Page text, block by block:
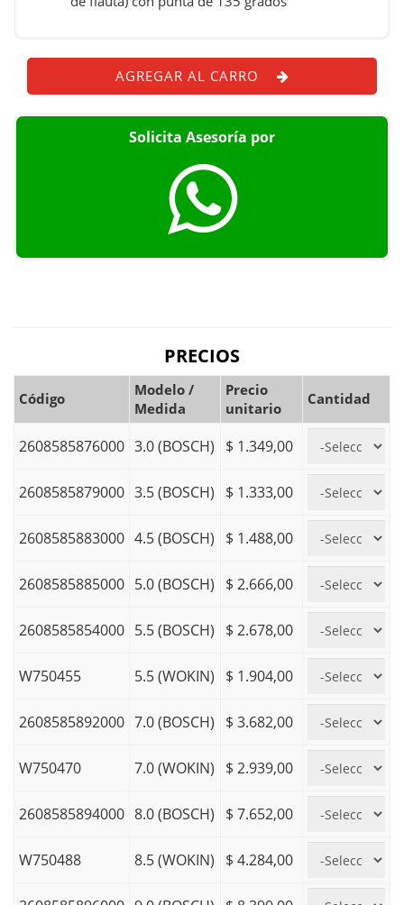
AGREGAR AL CARRO
Solicita Asesoría por
PRECIOS
Código
Modelo /
Medida
Precio
unitario
Cantidad
2608585876000 3.0 (BOSCH) $ 1.349,00
2608585879000 3.5 (BOSCH) $ 1.333,00
2608585883000 4.5 (BOSCH) $ 1.488,00
2608585885000 5.0 (BOSCH) $ 2.666,00
2608585854000 5.5 (BOSCH) $ 2.678,00
W750455 5.5 (WOKIN) $ 1.904,00
2608585892000 7.0 (BOSCH) $ 3.682,00
W750470 7.0 (WOKIN) $ 2.939,00
2608585894000 8.0 (BOSCH) $ 7.652,00
W750488 8.5 (WOKIN) $ 4.284,00